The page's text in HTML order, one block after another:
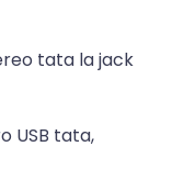
tata la jack
USB tata,